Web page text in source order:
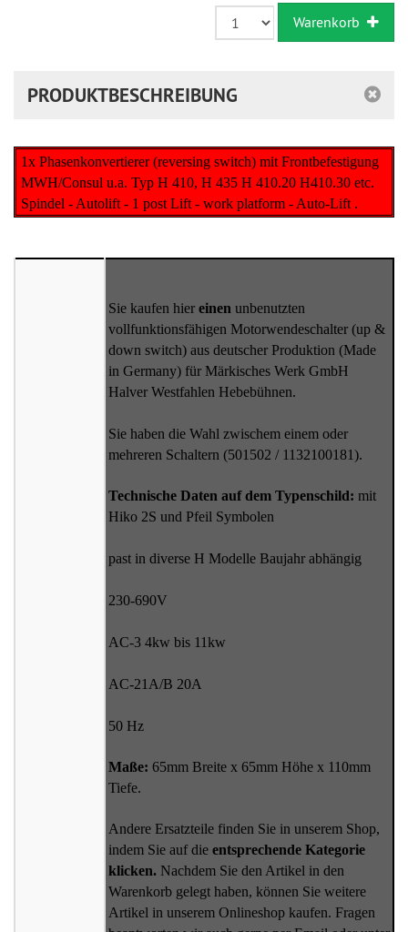
Warenkorb
PRODUKTBESCHREIBUNG
1x Phasenkonvertierer (reversing switch) mit Frontbefestigung
MWH/Consul u.a. Typ H 410, H 435 H 410.20 H410.30 etc.
Spindel - Autolift - 1 post Lift - work platform - Auto-Lift .
Sie kaufen hier einen unbenutzten
vollfunktionsfähigen Motorwendeschalter (up &
down switch) aus deutscher Produktion (Made
in Germany) für Märkisches Werk GmbH
Halver Westfahlen Hebebühnen.
Sie haben die Wahl zwischem einem oder
mehreren Schaltern (501502 / 1132100181).
Technische Daten auf dem Typenschild: mit
Hiko 2S und Pfeil Symbolen
past in diverse H Modelle Baujahr abhängig
230-690V
AC-3 4kw bis 11kw
AC-21A/B 20A
50 Hz
Maße: 65mm Breite x 65mm Höhe x 110mm
Tiefe.
Andere Ersatzteile finden Sie in unserem Shop,
indem Sie auf die entsprechende Kategorie
klicken. Nachdem Sie den Artikel in den
Warenkorb gelegt haben, können Sie weitere
Artikel in unserem Onlineshop kaufen. Fragen